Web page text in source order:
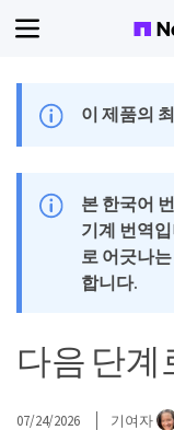
이 제품의
본 한국어
기계 번역
로 어긋나
합니다.
다음 단
07/24/2026 기여자